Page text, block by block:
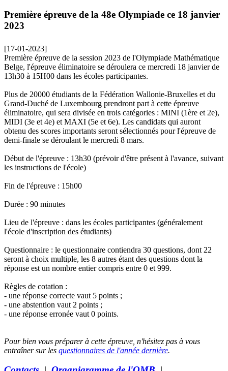
Première épreuve de la 48e Olympiade ce 18 janvier
2023
[17-01-2023]
Première épreuve de la session 2023 de l'Olympiade Mathématique
Belge, l'épreuve éliminatoire se déroulera ce mercredi 18 janvier de
13h30 à 15H00 dans les écoles participantes.
Plus de 20000 étudiants de la Fédération Wallonie-Bruxelles et du
Grand-Duché de Luxembourg prendront part à cette épreuve
éliminatoire, qui sera divisée en trois catégories : MINI (1ère et 2e),
MIDI (3e et 4e) et MAXI (5e et 6e). Les candidats qui auront
obtenu des scores importants seront sélectionnés pour l'épreuve de
demi-finale se déroulant le mercredi 8 mars.
Début de l'épreuve : 13h30 (prévoir d'être présent à l'avance, suivant
les instructions de l'école)
Fin de l'épreuve : 15h00
Durée : 90 minutes
Lieu de l'épreuve : dans les écoles participantes (généralement
l'école d'inscription des étudiants)
Questionnaire : le questionnaire contiendra 30 questions, dont 22
seront à choix multiple, les 8 autres étant des questions dont la
réponse est un nombre entier compris entre 0 et 999.
Règles de cotation :
- une réponse correcte vaut 5 points ;
- une abstention vaut 2 points ;
- une réponse erronée vaut 0 points.
Pour bien vous préparer à cette épreuve, n'hésitez pas à vous
entraîner sur les questionnaires de l'année dernière.